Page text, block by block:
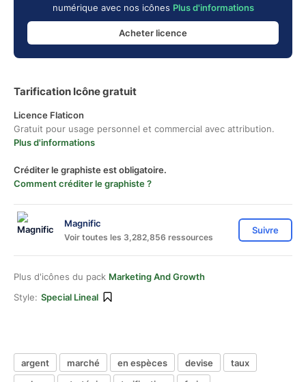
numérique avec nos icônes Plus d'informations
Acheter licence
Tarification Icône gratuit
Licence Flaticon
Gratuit pour usage personnel et commercial avec attribution.
Plus d'informations
Créditer le graphiste est obligatoire.
Comment créditer le graphiste ?
Magnific
Voir toutes les 3,282,856 ressources
Suivre
Plus d'icônes du pack Marketing And Growth
Style: Special Lineal
argent marché en espèces devise
taux